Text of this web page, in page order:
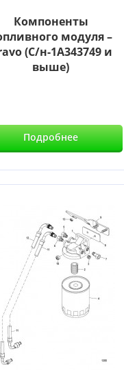
Компоненты
модуля –
(С/н-1A343749 и
выше)
Подробнее